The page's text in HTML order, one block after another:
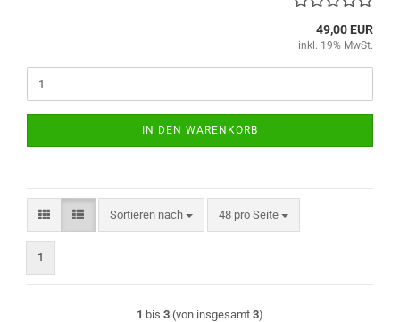
49,00 EUR
inkl. 19% MwSt.
IN DEN WARENKORB
Sortieren nach
Sortieren nach 48 pro Seite
pro Seite
1
1 bis 3 (von insgesamt 3)